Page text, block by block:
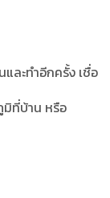
ละทำอีกครั้ง เชื่อ
มิที่บ้าน หรือ